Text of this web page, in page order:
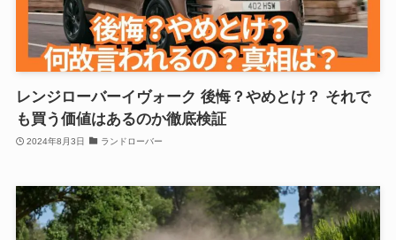
レンジローバーイヴォーク 後悔？やめとけ？ それで
も買う価値はあるのか徹底検証
2024年8月3日 ランドローバー